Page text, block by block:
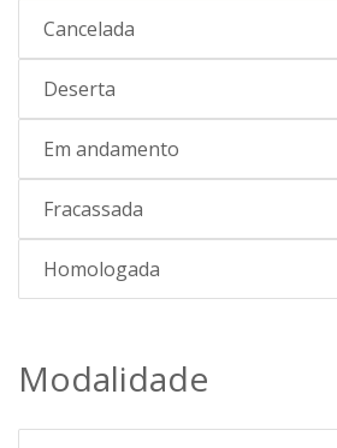
Cancelada
Deserta
Em andamento
Fracassada
Homologada
Modalidade